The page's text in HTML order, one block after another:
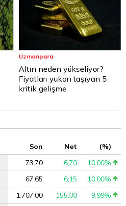
Uzmanpara
Altın neden yükseliyor?
Fiyatları yukarı taşıyan 5
kritik gelişme
Son Net
(%)
73,70 6,70
10,00%
67,65 6,15
10,00%
1.707,00 155,00
9,99%